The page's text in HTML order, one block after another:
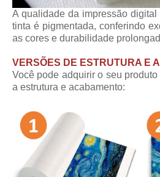
A qualidade da impressão digital
tinta é pigmentada, conferindo
as cores e durabilidade
VERSÕES DE ESTRUTURA E
Você pode adquirir o seu
a estrutura e acabamento: